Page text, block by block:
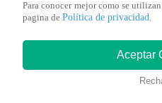
interesar
Para conocer mejor como se
pagina de Política de privacidad.
Aceptar